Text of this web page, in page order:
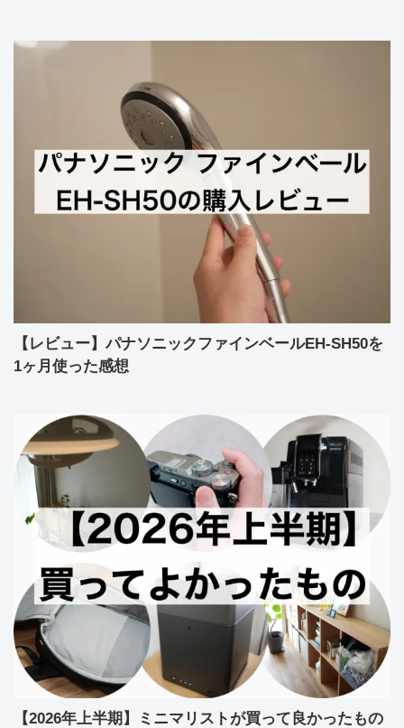
【レビュー】パナソニックファインベールEH-SH50を
1ヶ月使った感想
【2026年上半期】ミニマリストが買って良かったもの